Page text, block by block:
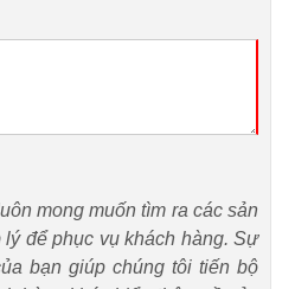
mong muốn tìm ra các sản
để phục vụ khách hàng. Sự
bạn giúp chúng tôi tiến bộ